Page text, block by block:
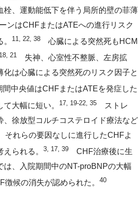
栓、運動能低下を伴う局所的壁の菲薄
ンはCHFまたはATEへの進行リスク
11, 22, 38 心臓による突然死もHCM
21 失神、心室性不整脈、左房拡
化は心臓による突然死のリスク因子と
中央値はCHFまたはATEを発症した
大幅に短い。
17, 19-22, 35 ストレ
、徐放型コルチコステロイド療法など
それらの要因なしに進行したCHFよ
られる。 3, 17, 39 CHF治療後に生
は、入院期間中のNT-proBNPの大幅
候の消失が認められた。 40